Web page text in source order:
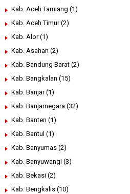
Kab. Aceh Tamiang (1)
Kab. Aceh Timur (2)
Kab. Alor (1)
Kab. Asahan (2)
Kab. Bandung Barat (2)
Kab. Bangkalan (15)
Kab. Banjar (1)
Kab. Banjarnegara (32)
Kab. Banten (1)
Kab. Bantul (1)
Kab. Banyumas (2)
Kab. Banyuwangi (3)
Kab. Bekasi (2)
Kab. Bengkalis (10)